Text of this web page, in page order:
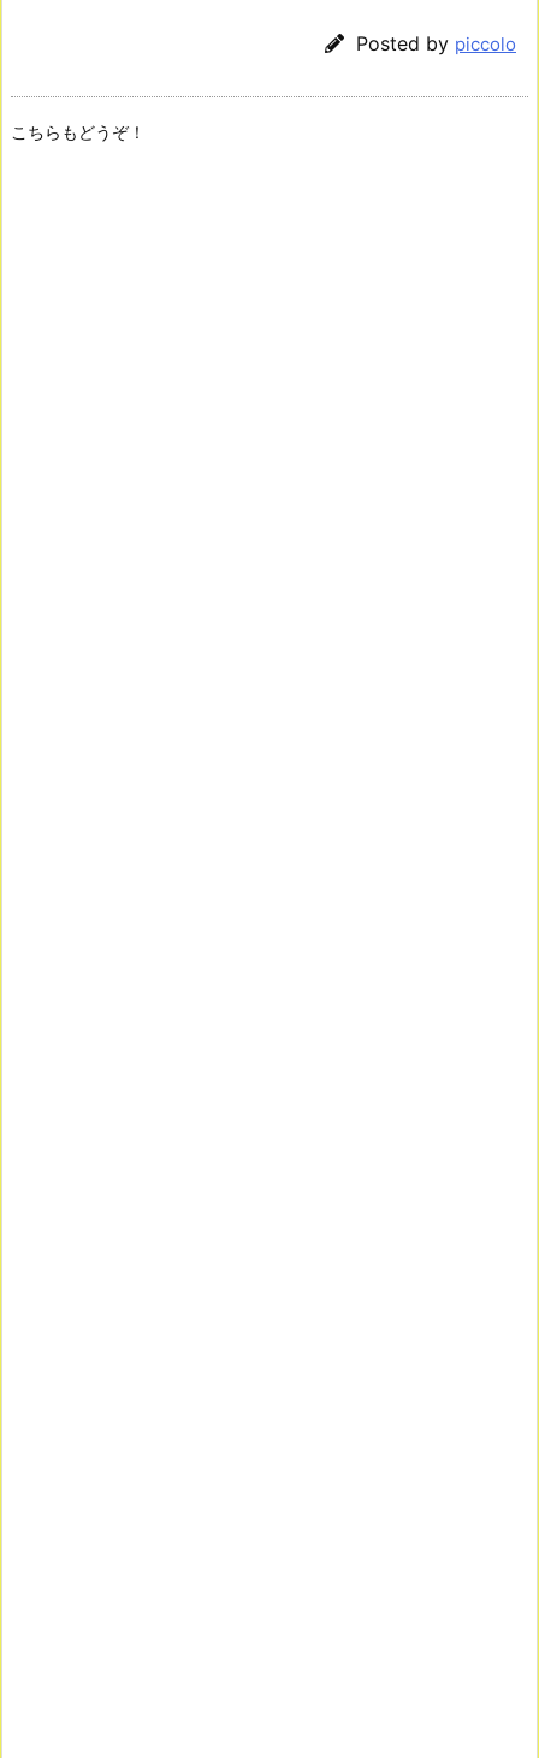
Posted by piccolo
こちらもどうぞ！